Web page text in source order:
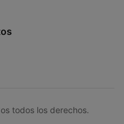
todos los derechos.